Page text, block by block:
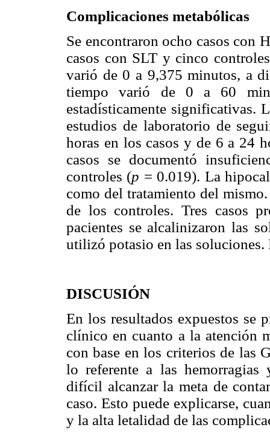
Complicaciones metabólicas
Se encontraron ocho casos con
casos con SLT y cinco
varió de 0 a 9,375 minutos, a
tiempo varió de 0 a 60
estadísticamente significativas.
estudios de laboratorio de
horas en los casos y de 6 a 24
casos se documentó
controles (p = 0.019). La
como del tratamiento del
de los controles. Tres casos
pacientes se alcalinizaron las
utilizó potasio en las soluciones.
DISCUSIÓN
En los resultados expuestos se
clínico en cuanto a la atención
con base en los criterios de las
lo referente a las hemorragias
difícil alcanzar la meta de
caso. Esto puede explicarse,
y la alta letalidad de las